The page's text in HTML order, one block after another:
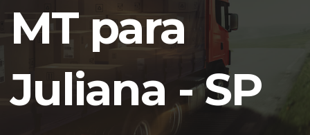
MT para
Juliana - SP